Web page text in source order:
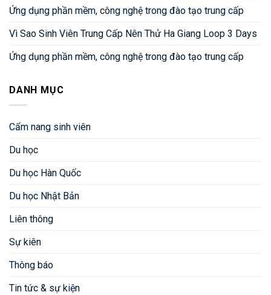
Ứng dụng phần mềm, công nghệ trong đào tạo trung cấp
Vì Sao Sinh Viên Trung Cấp Nên Thử Ha Giang Loop 3 Days
Ứng dụng phần mềm, công nghệ trong đào tạo trung cấp
DANH MỤC
Cẩm nang sinh viên
Du học
Du học Hàn Quốc
Du học Nhật Bản
Liên thông
Sự kiên
Thông báo
Tin tức & sự kiện